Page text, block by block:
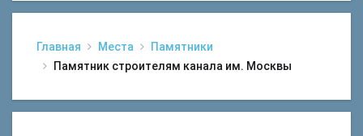
Главная Места
Памятники
Памятник строителям канала им. Москвы